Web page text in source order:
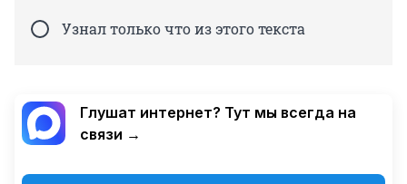
Узнал только что из этого текста
Глушат интернет? Тут мы всегда на
связи →